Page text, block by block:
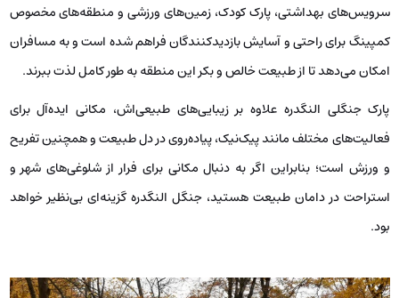
سرویس‌های بهداشتی، پارک کودک، زمین‌های ورزشی و منطقه‌های مخصوص
کمپینگ برای راحتی و آسایش بازدیدکنندگان فراهم شده است و به مسافران
امکان می‌دهد تا از طبیعت خالص و بکر این منطقه به طور کامل لذت ببرند.
پارک جنگلی النگدره علاوه بر زیبایی‌های طبیعی‌اش، مکانی ایده‌آل برای
فعالیت‌های مختلف مانند پیک‌نیک، پیاده‌روی در دل طبیعت و همچنین تفریح
و ورزش است؛ بنابراین اگر به دنبال مکانی برای فرار از شلوغی‌های شهر و
استراحت در دامان طبیعت هستید، جنگل النگدره گزینه‌ای بی‌نظیر خواهد
بود.